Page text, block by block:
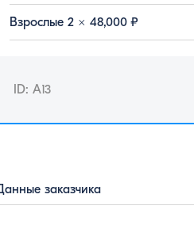
Взрослые 2 × 48,000 ₽
ID: A13
заказчика